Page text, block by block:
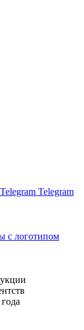
Telegram